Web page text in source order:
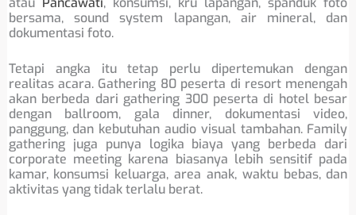
bersama, sound system lapangan, air mineral, dan
dokumentasi foto.
Tetapi angka itu tetap perlu dipertemukan dengan
realitas acara. Gathering 80 peserta di resort menengah
akan berbeda dari gathering 300 peserta di hotel besar
dengan ballroom, gala dinner, dokumentasi video,
panggung, dan kebutuhan audio visual tambahan. Family
gathering juga punya logika biaya yang berbeda dari
corporate meeting karena biasanya lebih sensitif pada
kamar, konsumsi keluarga, area anak, waktu bebas, dan
aktivitas yang tidak terlalu berat.